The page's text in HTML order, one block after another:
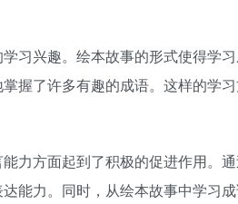
习兴趣。绘本故事的形式使得学
握了许多有趣的成语。这样的学
力方面起到了积极的促进作用。
能力。同时，从绘本故事中学习